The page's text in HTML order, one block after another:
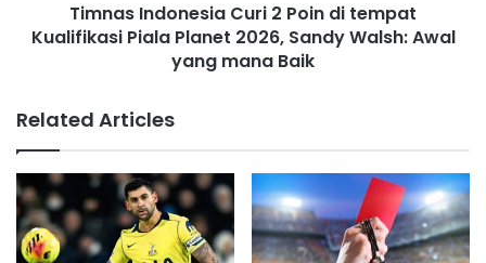
Timnas Indonesia Curi 2 Poin di tempat
Kualifikasi Piala Planet 2026, Sandy Walsh: Awal
yang mana Baik
Related Articles